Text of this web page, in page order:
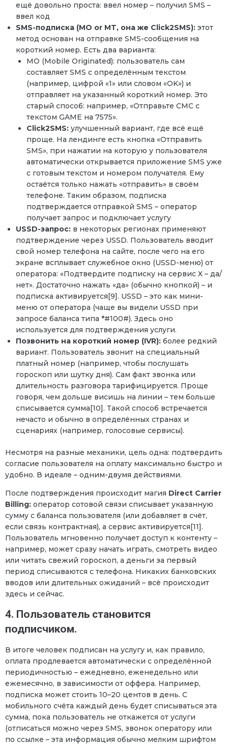
ещё довольно проста: ввел номер – получил SMS –
ввел код
SMS-подписка (MO or MT, она же Click2SMS): этот
метод основан на отправке SMS-сообщения на
короткий номер. Есть два варианта:
MO (Mobile Originated): пользователь сам
составляет SMS с определённым текстом
(например, цифрой «1» или словом «OK») и
отправляет на указанный короткий номер. Это
старый способ: например, «Отправьте СМС с
текстом GAME на 7575».
Click2SMS: улучшенный вариант, где всё ещё
проще. На лендинге есть кнопка «Отправить
SMS», при нажатии на которую у пользователя
автоматически открывается приложение SMS уже
с готовым текстом и номером получателя. Ему
остаётся только нажать «отправить» в своём
телефоне. Таким образом, подписка
подтверждается отправкой SMS – оператор
получает запрос и подключает услугу
USSD-запрос: в некоторых регионах применяют
подтверждение через USSD. Пользователь вводит
свой номер телефона на сайте, после чего на его
экране всплывает служебное окно (USSD-меню) от
оператора: «Подтвердите подписку на сервис X – да/
нет». Достаточно нажать «да» (обычно кнопкой) – и
подписка активируется[9]. USSD – это как мини-
меню от оператора (чаще вы видели USSD при
запросе баланса типа *#100#). Здесь оно
используется для подтверждения услуги.
Позвонить на короткий номер (IVR): более редкий
вариант. Пользователь звонит на специальный
платный номер (например, чтобы послушать
гороскоп или шутку дня). Сам факт звонка или
длительность разговора тарифицируется. Проще
говоря, чем дольше висишь на линии – тем больше
списывается сумма[10]. Такой способ встречается
нечасто и обычно в определённых странах и
сценариях (например, голосовые сервисы).
Несмотря на разные механики, цель одна: подтвердить
согласие пользователя на оплату максимально быстро и
удобно. В идеале – одним-двумя действиями.
После подтверждения происходит магия Direct Carrier
Billing: оператор сотовой связи списывает указанную
сумму с баланса пользователя (или добавляет в счёт,
если связь контрактная), а сервис активируется[11].
Пользователь мгновенно получает доступ к контенту –
например, может сразу начать играть, смотреть видео
или читать свежий гороскоп, а деньги за первый
период списываются с телефона. Никаких банковских
вводов или длительных ожиданий – всё происходит
здесь и сейчас.
4. Пользователь становится
подписчиком.
В итоге человек подписан на услугу и, как правило,
оплата продлевается автоматически с определённой
периодичностью – ежедневно, еженедельно или
ежемесячно, в зависимости от оффера. Например,
подписка может стоить 10–20 центов в день. С
мобильного счёта каждый день будет списываться эта
сумма, пока пользователь не откажется от услуги
(отписаться можно через SMS, звонок оператору или
по ссылке – эта информация обычно мелким шрифтом